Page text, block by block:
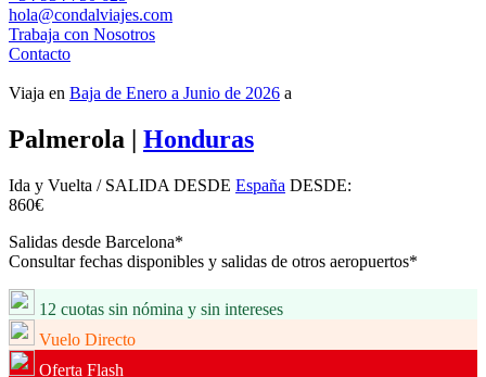
hola@condalviajes.com
Trabaja con Nosotros
Contacto
Viaja en Baja de Enero a Junio de 2026 a
Palmerola | Honduras
Ida y Vuelta / SALIDA DESDE España DESDE:
860€
Salidas desde Barcelona*
Consultar fechas disponibles y salidas de otros aeropuertos*
12 cuotas sin nómina y sin intereses
Vuelo Directo
Oferta Flash